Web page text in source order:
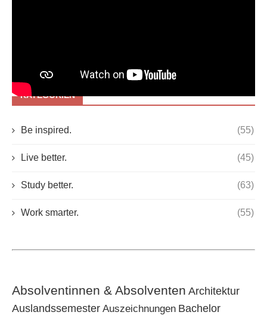
KATEGORIEN
Be inspired. (55)
Live better. (45)
Study better. (63)
Work smarter. (55)
Absolventinnen & Absolventen Architektur
Auslandssemester Auszeichnungen Bachelor